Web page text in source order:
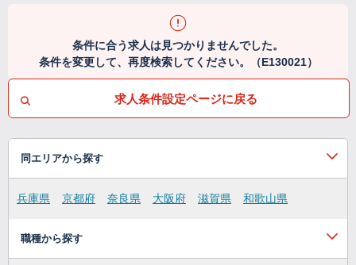
条件に合う求人は見つかりませんでした。
条件を変更して、再度検索してください。（E130021）
求人条件設定ページに戻る
同エリアから探す
兵庫県 京都府 奈良県 大阪府 滋賀県 和歌山県
職種から探す